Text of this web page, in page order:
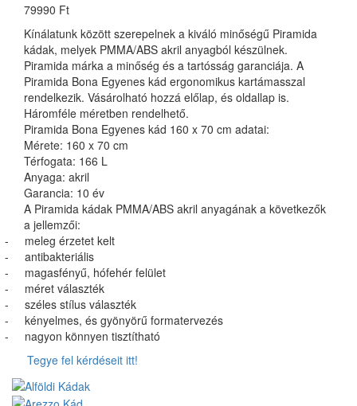
79990 Ft
Kínálatunk között szerepelnek a kiváló minőségű Piramida
kádak, melyek PMMA/ABS akril anyagból készülnek.
Piramida márka a minőség és a tartósság garanciája. A
Piramida Bona Egyenes kád ergonomikus kartámasszal
rendelkezik. Vásárolható hozzá előlap, és oldallap is.
Háromféle méretben rendelhető.
Piramida Bona Egyenes kád 160 x 70 cm adatai:
Mérete: 160 x 70 cm
Térfogata: 166 L
Anyaga: akril
Garancia: 10 év
A Piramida kádak PMMA/ABS akril anyagának a következők
a jellemzői:
-
meleg érzetet kelt
-
antibakteriális
-
magasfényű, hófehér felület
-
méret választék
-
széles stílus választék
-
kényelmes, és gyönyörű formatervezés
-
nagyon könnyen tisztítható
Tegye fel kérdéseit itt!